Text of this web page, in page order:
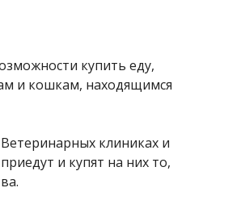
купить еду,
и кошкам, находящимся
клиниках и
и купят на них то,